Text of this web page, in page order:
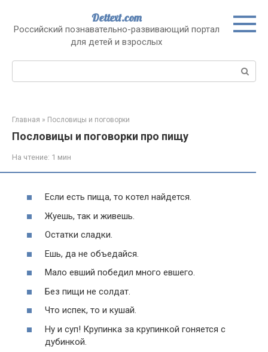
контенту
Dettext.com
Российский познавательно-развивающий портал
для детей и взрослых
Поиск:
Главная » Пословицы и поговорки
Пословицы и поговорки про пищу
На чтение: 1 мин
Если есть пища, то котел найдется.
Жуешь, так и живешь.
Остатки сладки.
Ешь, да не объедайся.
Мало евший победил много евшего.
Без пищи не солдат.
Что испек, то и кушай.
Ну и суп! Крупинка за крупинкой гоняется с
дубинкой.